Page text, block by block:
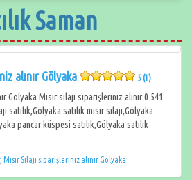
Saman
alınır Gölyaka 5 (1)
Gölyaka Mısır silajı siparişleriniz alınır 0 541
satılık,Gölyaka satılık mısır silajı,Gölyaka
pancar küspesi satılık,Gölyaka satılık
, Mısır Silajı siparişleriniz alınır Gölyaka